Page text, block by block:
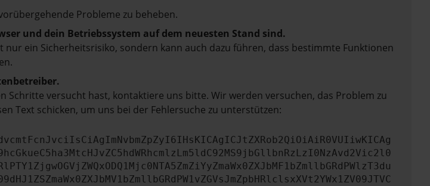
Probleme zu beheben.
und dein Betriebssystem auf dem neuesten Stand sind.
ein Sicherheitsrisiko, sondern kann auch dazu führen, dass bestimmte Funktionen
Schritte versucht hast, kontaktiere uns bitte. Wir werden versuchen, das Problem zu
Text schicken, um uns bei der Fehlersuche zu unterstützen: